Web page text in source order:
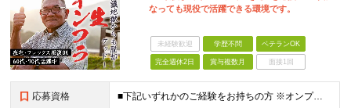
なっても現役で活躍できる環境です。
未経験歓迎 学歴不問 ベテランOK
完全週休2日 賞与複数月 面接1回
応募資格 ■下記いずれかのご経験をお持ちの方 ※オンプレ・クラウドの経験は不問（どちらかでもOK） └サーバorネットワークでの構築以上の経験 └ITインフラでのPM/PL/PMO経験 ■学歴不問 ※注意※